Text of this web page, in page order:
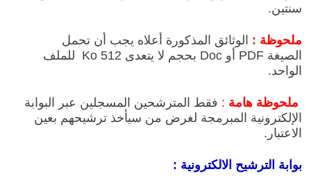
سنتين.
ملحوظة : الوثائق المذكورة أعلاه يجب أن تحمل
الصيغة PDF أو Doc بحجم لا يتعدى 512 Ko للملف
الواحد.
ملحوظة هامة : فقط المترشحين المسجلين عبر البوابة
الإلكترونية المبرمجة لغرض من سيأخذ ترشيحهم بعين
الاعتبار.
بوابة الترشيح الالكترونية :